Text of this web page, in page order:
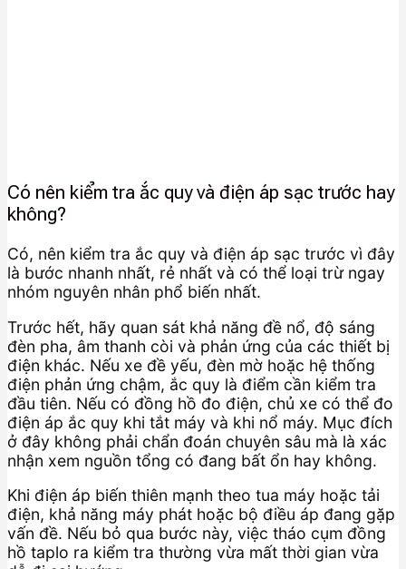
Có nên kiểm tra ắc quy và điện áp sạc trước hay
không?
Có, nên kiểm tra ắc quy và điện áp sạc trước vì đây
là bước nhanh nhất, rẻ nhất và có thể loại trừ ngay
nhóm nguyên nhân phổ biến nhất.
Trước hết, hãy quan sát khả năng đề nổ, độ sáng
đèn pha, âm thanh còi và phản ứng của các thiết bị
điện khác. Nếu xe đề yếu, đèn mờ hoặc hệ thống
điện phản ứng chậm, ắc quy là điểm cần kiểm tra
đầu tiên. Nếu có đồng hồ đo điện, chủ xe có thể đo
điện áp ắc quy khi tắt máy và khi nổ máy. Mục đích
ở đây không phải chẩn đoán chuyên sâu mà là xác
nhận xem nguồn tổng có đang bất ổn hay không.
Khi điện áp biến thiên mạnh theo tua máy hoặc tải
điện, khả năng máy phát hoặc bộ điều áp đang gặp
vấn đề. Nếu bỏ qua bước này, việc tháo cụm đồng
hồ taplo ra kiểm tra thường vừa mất thời gian vừa